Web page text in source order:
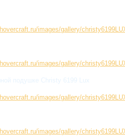
images/gallery/
images/gallery/
подушке Christy 6199 Lux
images/gallery/
images/gallery/